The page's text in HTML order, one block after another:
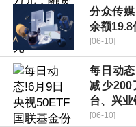
分众传
余额19.8
[06-10]
每日动
减少
台、兴业
[06-10]